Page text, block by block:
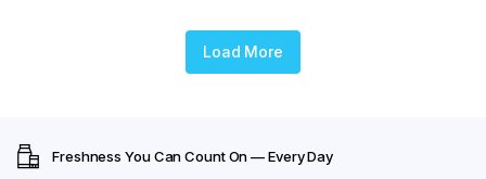
Load More
Freshness You Can Count On — Every Day